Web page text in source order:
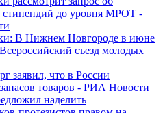
стипендий до уровня МРОТ -
В Нижнем Новгороде в июне
съезд молодых
заявил, что в России
товаров - РИА Новости
наделить